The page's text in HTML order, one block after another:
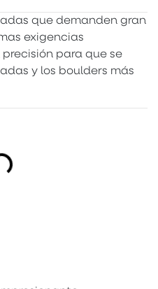
que demanden gran
exigencias
para que se
y los boulders más